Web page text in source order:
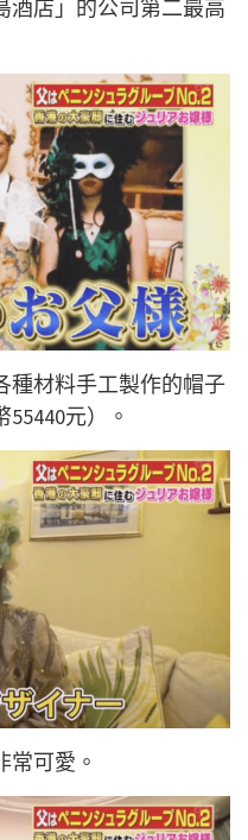
酒店」的公司第二最高
種材料手工製作的帽子
元）。
常可愛。